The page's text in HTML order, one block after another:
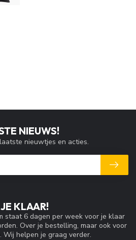
KLAAR!
staat 6 dagen per week voor je klaar
Over je bestelling, maar ook voor
helpen je graag verder.
NIEUWS!
nieuwtjes en acties.